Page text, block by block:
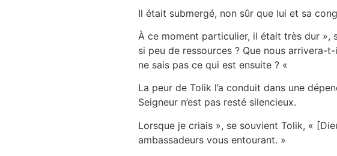
Il était submergé, non sûr que lui et sa
À ce moment particulier, il était très dur »,
si peu de ressources ? Que nous arrivera-
ne sais pas ce qui est ensuite ? «
La peur de Tolik l’a conduit dans une
Seigneur n’est pas resté silencieux.
Lorsque je criais », se souvient Tolik, «
ambassadeurs vous entourant. »